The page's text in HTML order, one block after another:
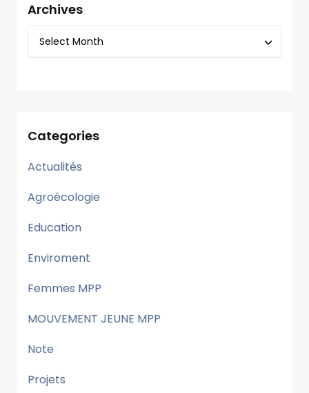
Archives
Categories
Actualités
Agroécologie
Education
Enviroment
Femmes MPP
MOUVEMENT JEUNE MPP
Note
Projets